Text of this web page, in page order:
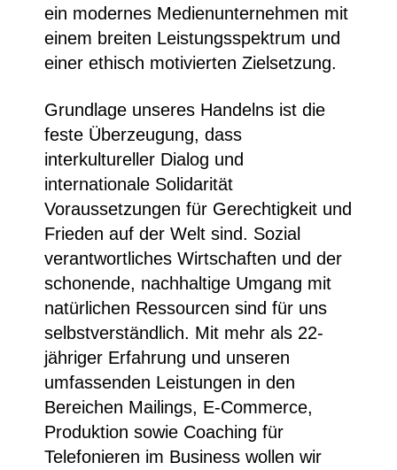
ein modernes Medienunternehmen mit
einem breiten Leistungsspektrum und
einer ethisch motivierten Zielsetzung.
Grundlage unseres Handelns ist die
feste Überzeugung, dass
interkultureller Dialog und
internationale Solidarität
Voraussetzungen für Gerechtigkeit und
Frieden auf der Welt sind. Sozial
verantwortliches Wirtschaften und der
schonende, nachhaltige Umgang mit
natürlichen Ressourcen sind für uns
selbstverständlich. Mit mehr als 22-
jähriger Erfahrung und unseren
umfassenden Leistungen in den
Bereichen Mailings, E-Commerce,
Produktion sowie Coaching für
Telefonieren im Business wollen wir